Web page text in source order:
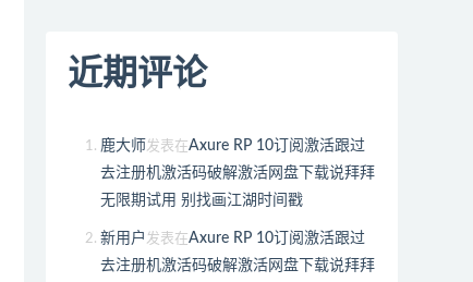
近期评论
鹿大师发表在Axure RP 10订阅激活跟过
去注册机激活码破解激活网盘下载说拜拜
无限期试用 别找画江湖时间戳
新用户 发表在Axure RP 10订阅激活跟过
去注册机激活码破解激活网盘下载说拜拜